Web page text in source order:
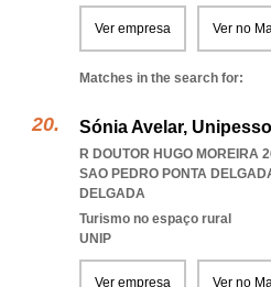
Ver empresa Ver no
Matches in the search for:
Sónia Avelar,
R DOUTOR HUGO MOREIRA
SAO PEDRO PONTA
DELGADA
Turismo no espaço rural
UNIP
Ver empresa Ver no